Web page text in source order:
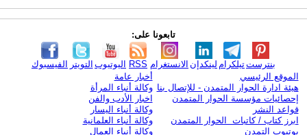
تابعونا على:
الفيسبوك التويتر اليوتيوب RSS الانستغرام لينكدإن تيلكرامبنترست
الموقع الرئيسي
هيئة ادارة الحوار المتمدن - للإتصال بنا
إحصائيات مؤسسة الحوار المتمدن
قواعد النشر
ابرز كتاب / كاتبات الحوار المتمدن
يوتيوب التمدن
أخبار عامة
وكالة أنباء المرأة
اخبار الأدب والفن
وكالة أنباء اليسار
وكالة أنباء العلمانية
وكالة أنباء العمال